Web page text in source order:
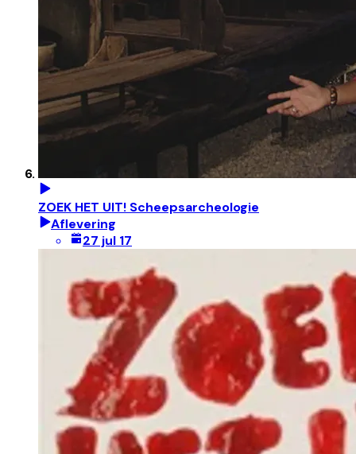
ZOEK HET UIT! Scheepsarcheologie
Aflevering
27 jul 17